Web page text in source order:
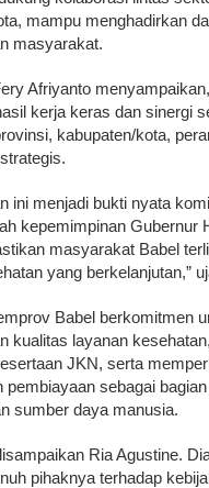
mampu menghadirkan
masyarakat.
Afriyanto
kerja keras dan sinergi
kabupaten/kota,
ini menjadi bukti nyata
kepemimpinan Gubernur
masyarakat Babel
yang berkelanjutan,”
Babel berkomitmen
kualitas layanan
JKN, serta
pembiayaan sebagai
sumber daya manusia.
Ria Agustine.
pihaknya terhadap